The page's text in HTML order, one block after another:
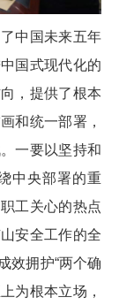
中国未来五年
国式现代化的
，提供了根本
和统一部署，
一要以坚持和
中央部署的重
工关心的热点
安全工作的全
效拥护“两个确
为根本立场，